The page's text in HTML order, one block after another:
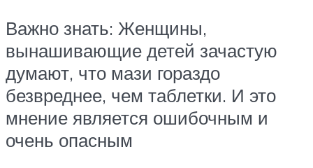
Важно знать: Женщины,
вынашивающие детей зачастую
думают, что мази гораздо
безвреднее, чем таблетки. И это
мнение является ошибочным и
очень опасным